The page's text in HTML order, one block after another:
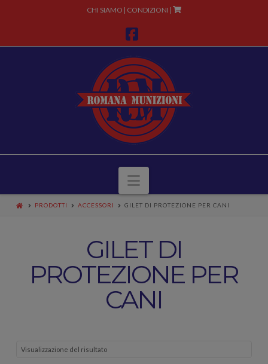
CHI SIAMO | CONDIZIONI |
Facebook
Navigazione
PRODOTTI ACCESSORI GILET DI PROTEZIONE PER CANI
GILET DI
PROTEZIONE PER
CANI
Visualizzazione del risultato